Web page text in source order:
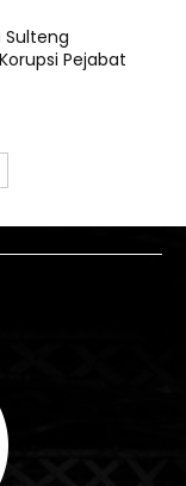
Sulteng
Korupsi Pejabat